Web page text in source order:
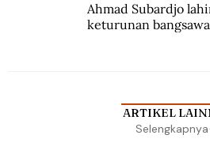
Ahmad Subardjo
keturunan
ARTIKEL
Selengkapnya